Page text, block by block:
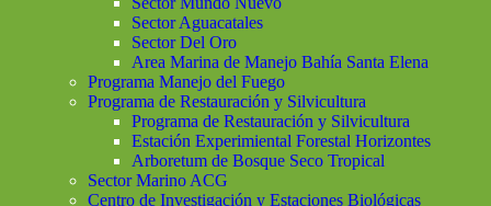
Sector Aguacatales
Sector Del Oro
Area Marina de Manejo Bahía Santa Elena
Programa Manejo del Fuego
Programa de Restauración y Silvicultura
Programa de Restauración y Silvicultura
Estación Experimiental Forestal Horizontes
Arboretum de Bosque Seco Tropical
Sector Marino ACG
Centro de Investigación y Estaciones Biológicas